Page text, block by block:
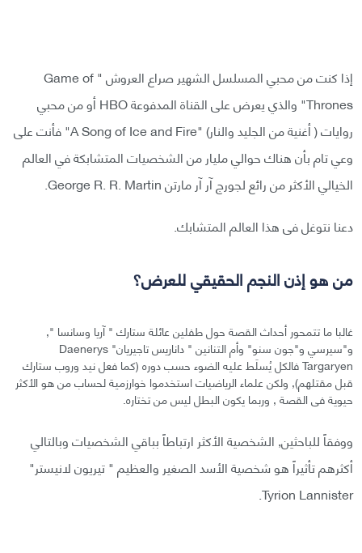
إذا كنت من محبي المسلسل الشهير صراع العروش " Game of
Thrones" والذي يعرض على القناة المدفوعة HBO أو من محبي
روايات ( أغنية من الجليد والنار) "A Song of Ice and Fire" فأنت على
وعي تام بأن هناك حوالي مليار من الشخصيات المتشابكة في العالم
الخيالي الأكثر من رائع لجورج آر آر مارتن George R. R. Martin.
دعنا نتوغل فى هذا العالم المتشابك.
من هو إذن النجم الحقيقي للعرض؟
غالبا ما تتمحور أحداث القصة حول طفلين عائلة ستارك " آريا وسانسا ",
و"سيرسي و"جون سنو" وأم التنانين " داناريس تاجيريان" Daenerys
Targaryen فالكل يُسلَط عليه الضوء حسب دوره (كما فعل نيد وروب ستارك
قبل مقتلهم), ولكن علماء الرياضيات استخدموا خوارزمية لحساب من هو الأكثر
حيوية فى القصة , وربما يكون البطل ليس من تختاره.
ووفقاً للباحثين, الشخصية الأكثر ارتباطاً بباقي الشخصيات وبالتالي
أكثرهم تأثيراً هو شخصية الأسد الصغير والعظيم " تيريون لانيستر"
Tyrion Lannister.